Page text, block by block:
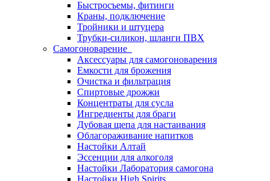
Быстросъемы, фитинги
Краны, подключение
Тройники и штуцера
Трубки-силикон, шланги ПВХ
Самогоноварение
Аксессуары для самогоноварения
Емкости для брожения
Очистка и фильтрация
Спиртовые дрожжи
Концентраты для сусла
Ингредиенты для браги
Дубовая щепа для настаивания
Облагораживание напитков
Настойки Алтай
Эссенции для алкоголя
Настойки Лаборатория самогона
Настойки High Spirits